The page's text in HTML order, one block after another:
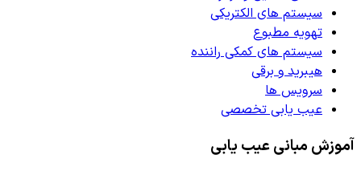
سیستم های الکتریکی
تهویه مطبوع
سیستم های کمکی راننده
هیبرید و برقی
سرویس ها
عیب یابی تخصصی
آموزش مبانی عیب یابی